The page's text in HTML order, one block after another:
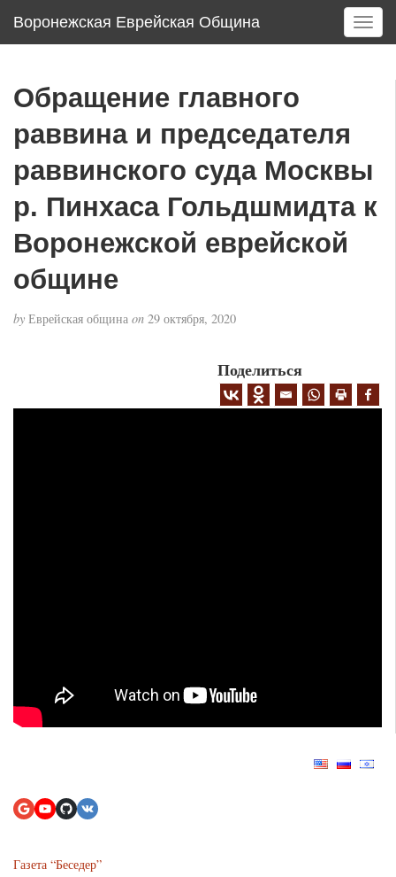
Воронежская Еврейская Община
T
o
v
i
g
Обращение главного
раввина и председателя
раввинского суда Москвы
р. Пинхаса Гольдшмидта к
Воронежской еврейской
общине
by Еврейская община on 29 октября, 2020
Поделиться
Газета “Беседер”